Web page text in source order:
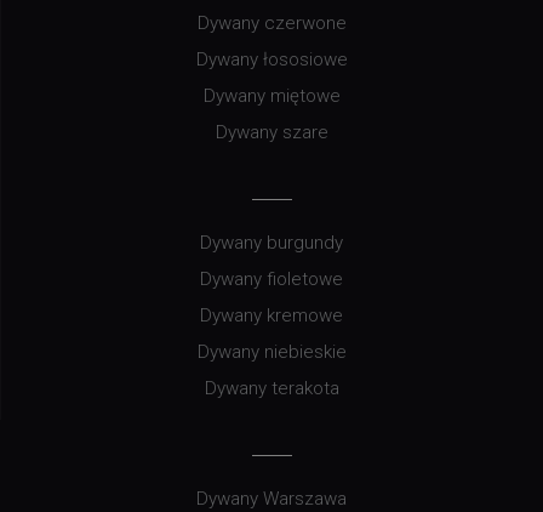
Dywany czerwone
Dywany łososiowe
Dywany miętowe
Dywany szare
Dywany burgundy
Dywany fioletowe
Dywany kremowe
Dywany niebieskie
Dywany terakota
Dywany Warszawa